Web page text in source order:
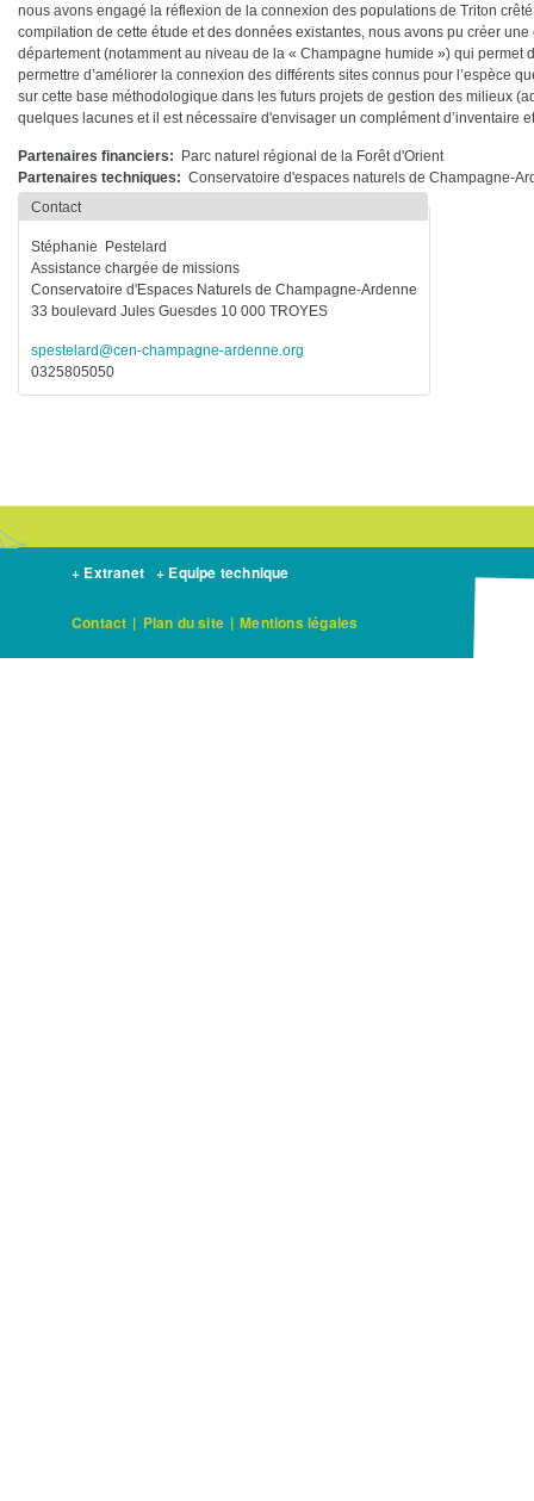
nous avons engagé la réflexion de la connexion des populations de Triton
compilation de cette étude et des données existantes, nous avons pu créer
département (notamment au niveau de la « Champagne humide ») qui permet
permettre d’améliorer la connexion des différents sites connus pour l’espèce
sur cette base méthodologique dans les futurs projets de gestion des milieux
quelques lacunes et il est nécessaire d'envisager un complément d’inventaire
Partenaires financiers
Parc naturel régional de la Forêt d'Orient
Partenaires techniques
Conservatoire d'espaces naturels de Champagne-
Contact
Stéphanie
Pestelard
Assistance chargée de missions
Conservatoire d'Espaces Naturels de Champagne-Ardenne
33 boulevard Jules Guesdes 10 000 TROYES
spestelard@cen-champagne-ardenne.org
0325805050
+ Extranet + Equipe technique
Contact | Plan du site | Mentions légales